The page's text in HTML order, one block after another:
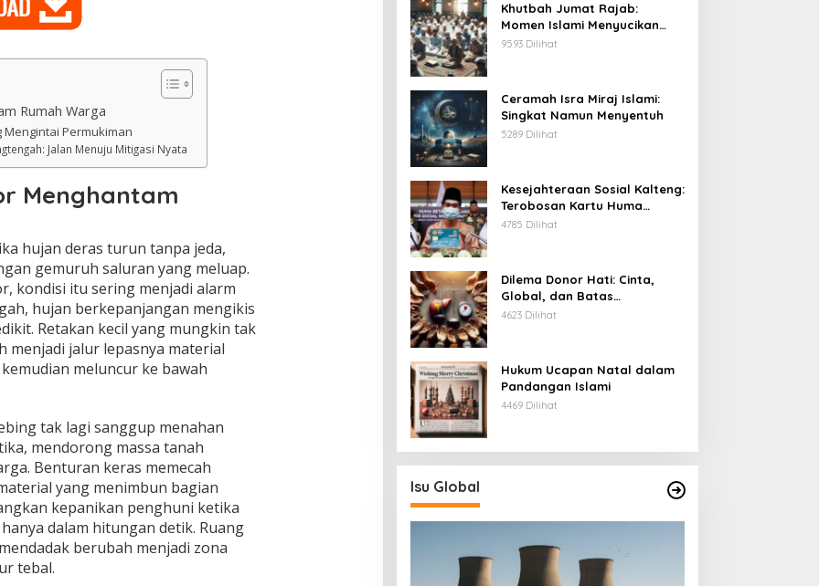
Rumah Warga
Mengintai Permukiman
Jalan Menuju Mitigasi Nyata
Menghantam
hujan deras turun tanpa jeda,
gemuruh saluran yang meluap.
kondisi itu sering menjadi alarm
hujan berkepanjangan mengikis
Retakan kecil yang mungkin tak
jalur lepasnya material
meluncur ke bawah
tak lagi sanggup menahan
mendorong massa tanah
Benturan keras memecah
yang menimbun bagian
kepanikan penghuni ketika
dalam hitungan detik. Ruang
berubah menjadi zona
tebal.
Khutbah Jumat Rajab:
Momen Islami Menyucikan
Hati
9593 Dilihat
Ceramah Isra Miraj Islami:
Singkat Namun Menyentuh
5289 Dilihat
Kesejahteraan Sosial Kalteng:
Terobosan Kartu Huma
Betang
4785 Dilihat
Dilema Donor Hati: Cinta,
Global, dan Batas
Pengorbanan
4623 Dilihat
Hukum Ucapan Natal dalam
Pandangan Islami
4469 Dilihat
Isu Global